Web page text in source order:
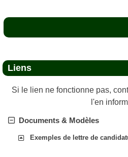
Liens
Si le lien ne fonctionne pas,
l'en
Documents & Modèles
Exemples de lettre de